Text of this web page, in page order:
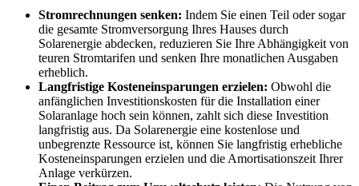
Stromrechnungen senken: Indem Sie einen Teil oder sogar
die gesamte Stromversorgung Ihres Hauses durch
Solarenergie abdecken, reduzieren Sie Ihre Abhängigkeit von
teuren Stromtarifen und senken Ihre monatlichen Ausgaben
erheblich.
Langfristige Kosteneinsparungen erzielen: Obwohl die
anfänglichen Investitionskosten für die Installation einer
Solaranlage hoch sein können, zahlt sich diese Investition
langfristig aus. Da Solarenergie eine kostenlose und
unbegrenzte Ressource ist, können Sie langfristig erhebliche
Kosteneinsparungen erzielen und die Amortisationszeit Ihrer
Anlage verkürzen.